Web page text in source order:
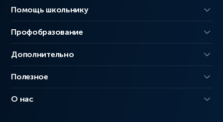
Помощь школьнику
Профобразование
Дополнительно
Полезное
О нас